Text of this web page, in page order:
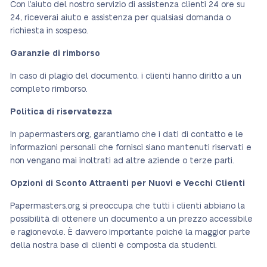
Con l’aiuto del nostro servizio di assistenza clienti 24 ore su
24, riceverai aiuto e assistenza per qualsiasi domanda o
richiesta in sospeso.
Garanzie di rimborso
In caso di plagio del documento, i clienti hanno diritto a un
completo rimborso.
Politica di riservatezza
In papermasters.org, garantiamo che i dati di contatto e le
informazioni personali che fornisci siano mantenuti riservati e
non vengano mai inoltrati ad altre aziende o terze parti.
Opzioni di Sconto Attraenti per Nuovi e Vecchi Clienti
Papermasters.org si preoccupa che tutti i clienti abbiano la
possibilità di ottenere un documento a un prezzo accessibile
e ragionevole. È davvero importante poiché la maggior parte
della nostra base di clienti è composta da studenti.